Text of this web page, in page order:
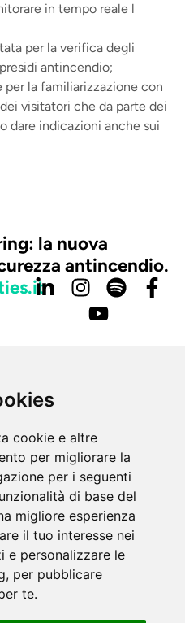
cookie e altre
per migliorare la
per i seguenti
di base del
migliore esperienza
il tuo interesse nei
e personalizzare le
, per pubblicare
te.
in tempo reale l
per la verifica degli
antincendio;
la familiarizzazione con
visitatori che da parte dei
dare indicazioni anche sui
la nuova
antincendio.
06 42020693
reserved.
-